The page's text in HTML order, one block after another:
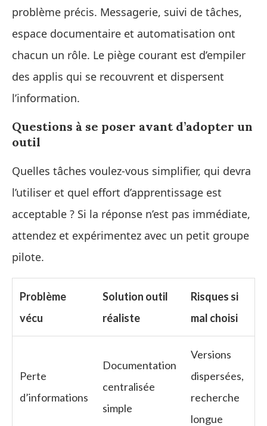
problème précis. Messagerie, suivi de tâches,
espace documentaire et automatisation ont
chacun un rôle. Le piège courant est d’empiler
des applis qui se recouvrent et dispersent
l’information.
Questions à se poser avant d’adopter un
outil
Quelles tâches voulez-vous simplifier, qui devra
l’utiliser et quel effort d’apprentissage est
acceptable ? Si la réponse n’est pas immédiate,
attendez et expérimentez avec un petit groupe
pilote.
Problème
vécu
Solution outil
réaliste
Risques si
mal choisi
Perte
d’informations
Documentation
centralisée
simple
Versions
dispersées,
recherche
longue